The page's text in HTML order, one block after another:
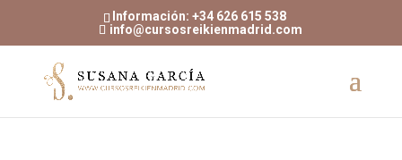
Información: +34 626 615 538
info@cursosreikienmadrid.com